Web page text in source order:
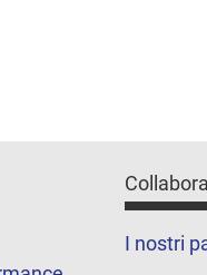
I nostri